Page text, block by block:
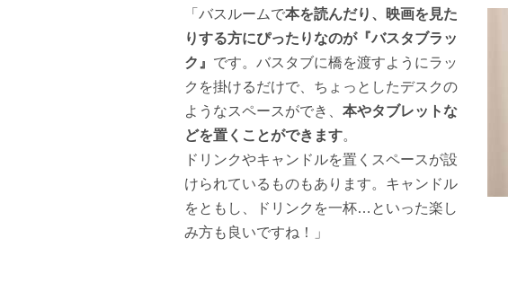
「バスルームで本を読んだり、映画を見た
りする方にぴったりなのが『バスタブラッ
ク』 です。バスタブに橋を渡すようにラッ
クを掛けるだけで、ちょっとしたデスクの
ようなスペースができ、 本やタブレットな
どを置くことができます。
ドリンクやキャンドルを置くスペースが設
けられているものもあります。キャンドル
をともし、ドリンクを一杯…といった楽し
み方も良いですね！」